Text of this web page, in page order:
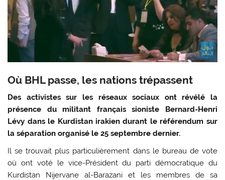
Où BHL passe, les nations trépassent
Des activistes sur les réseaux sociaux ont révélé la
présence du militant français sioniste Bernard-Henri
Lévy dans le Kurdistan irakien durant le référendum sur
la séparation organisé le 25 septembre dernier.
Il se trouvait plus particulièrement dans le bureau de vote
où ont voté le vice-Président du parti démocratique du
Kurdistan Nijervane al-Barazani et les membres de sa